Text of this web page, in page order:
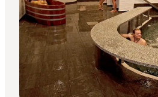
Events
Unterkunft
Mach deine